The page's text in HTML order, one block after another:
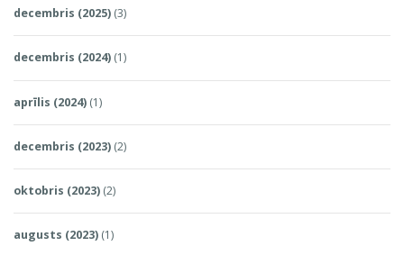
decembris (2025) (3)
decembris (2024) (1)
aprīlis (2024) (1)
decembris (2023) (2)
oktobris (2023) (2)
augusts (2023) (1)